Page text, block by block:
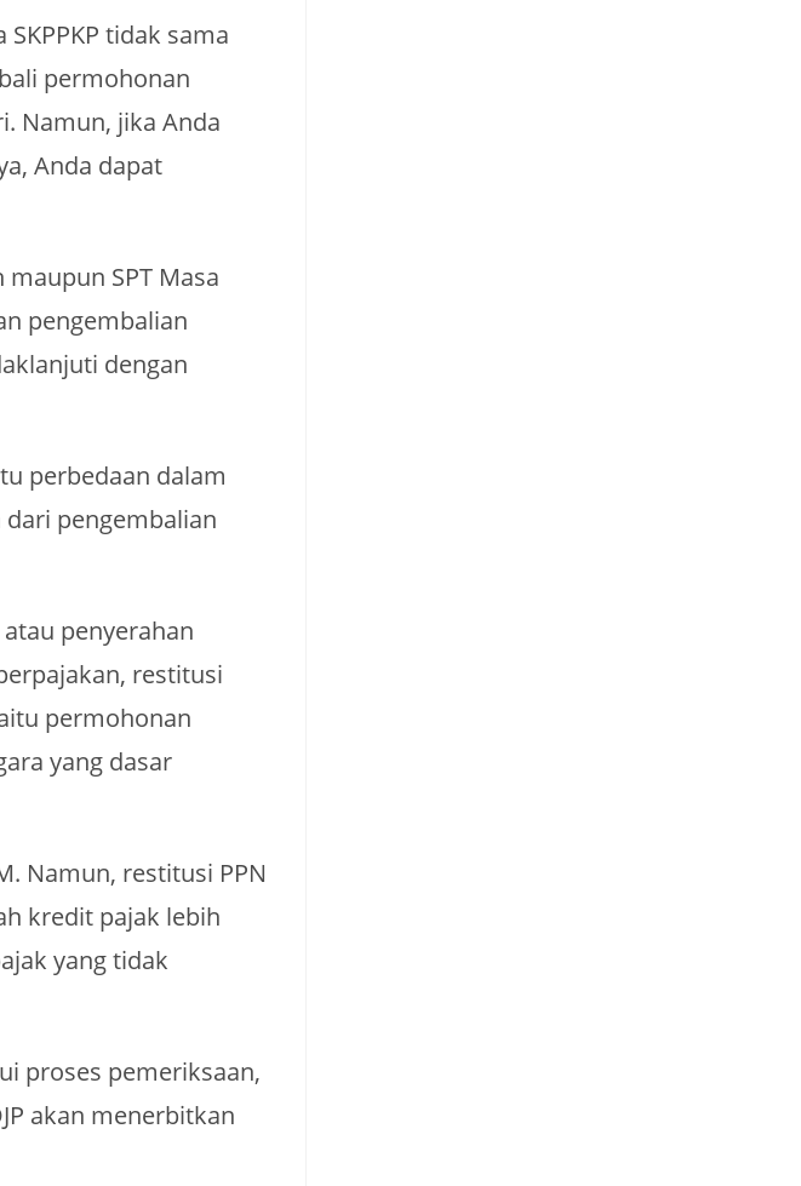
tidak sama
permohonan
Namun, jika Anda
Anda dapat
SPT Masa
pengembalian
dengan
perbedaan dalam
pengembalian
penyerahan
restitusi
permohonan
yang dasar
Namun, restitusi PPN
kredit pajak lebih
yang tidak
proses pemeriksaan,
akan menerbitkan